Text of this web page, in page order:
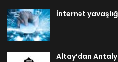
İnternet
Altay’dan